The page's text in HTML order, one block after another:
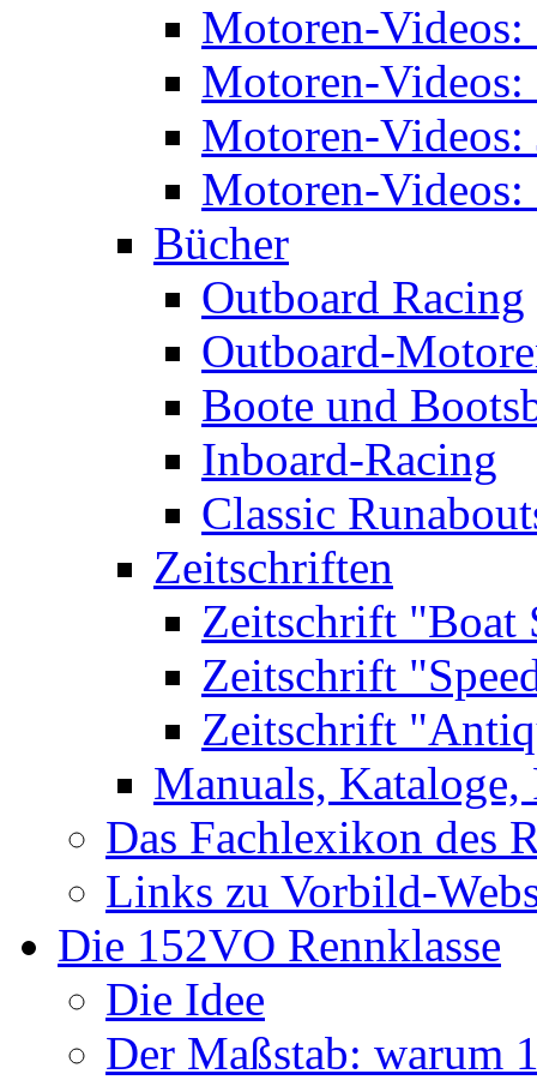
Motoren-
Motoren-
Motoren-Videos:
Motoren-Videos:
Bücher
Outboard Racing
Outboard-
Boote und
Inboard-Racing
Classic
Zeitschriften
Zeitschrift "Boat
Zeitschrift
Zeitschrift
Manuals, Kataloge,
Das Fachlexikon des
Links zu Vorbild-
Die 152VO Rennklasse
Die Idee
Der Maßstab: warum